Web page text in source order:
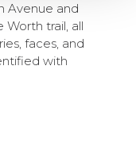
Avenue and
trail, all
faces, and
with